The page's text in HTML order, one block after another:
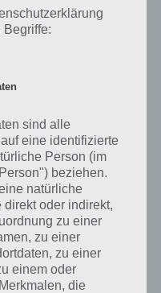
My Water. Wir werden das
geben.
4 5
Begriffe:
sind alle
eine identifizierte
Person (im
beziehen.
natürliche
oder indirekt,
zu einer
zu einer
zu einer
einem oder
die